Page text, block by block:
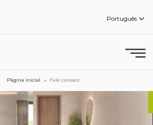
Página inicial Fale conosco